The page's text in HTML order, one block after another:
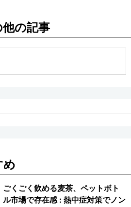
の記事
ごくごく飲める麦茶、ペットボト
ル市場で存在感 : 熱中症対策でノン